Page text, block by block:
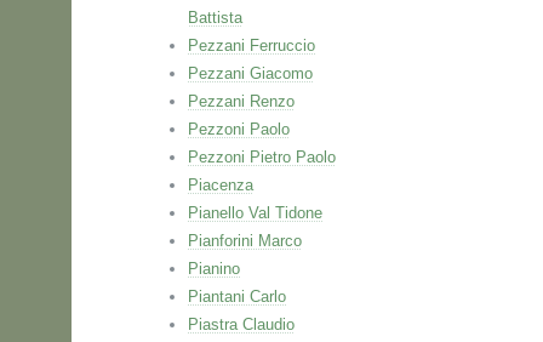
Battista
Pezzani Ferruccio
Pezzani Giacomo
Pezzani Renzo
Pezzoni Paolo
Pezzoni Pietro Paolo
Piacenza
Pianello Val Tidone
Pianforini Marco
Pianino
Piantani Carlo
Piastra Claudio